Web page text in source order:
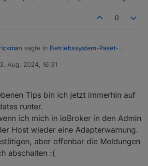
0
rickman sagte in Betriebssystem-Paket-
spiel die Updates ein, haste Ruh.
Aug. 2024, 16:31
von
Tips bin ich jetzt immerhin auf
runter.
ich mich in ioBroker in den Admin
Host wieder eine Adapterwarnung.
aber offenbar die Meldungen
abschalten :(